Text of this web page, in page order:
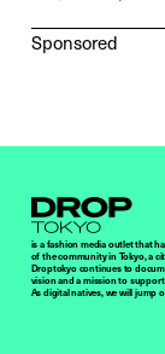
Sponsored
Droptokyo
is a fashion media outlet that
of the community in Tokyo, a
Droptokyo continues to
vision and a mission to
As digital natives, we will jump